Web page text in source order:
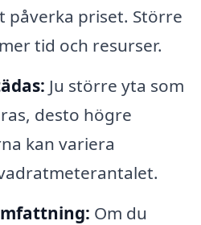
påverka priset. Större
tid och resurser.
Ju större yta som
desto högre
kan variera
Om du